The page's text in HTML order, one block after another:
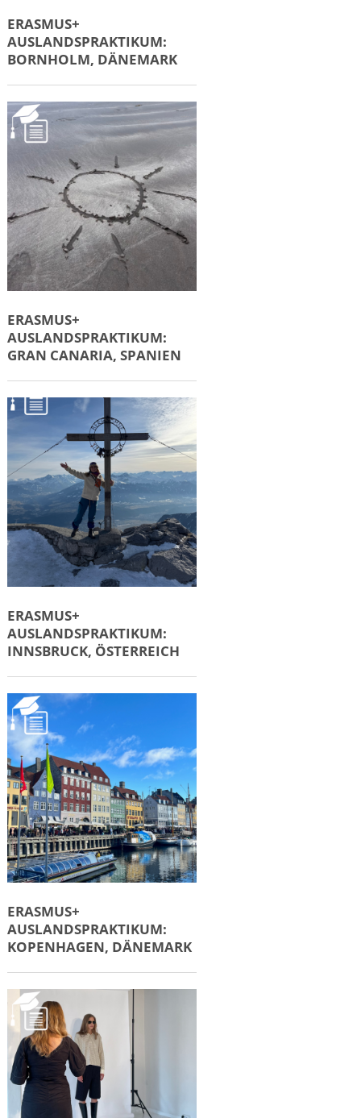
ERASMUS+
AUSLANDSPRAKTIKUM:
BORNHOLM, DÄNEMARK
ERASMUS+
AUSLANDSPRAKTIKUM:
GRAN CANARIA, SPANIEN
ERASMUS+
AUSLANDSPRAKTIKUM:
INNSBRUCK, ÖSTERREICH
ERASMUS+
AUSLANDSPRAKTIKUM:
KOPENHAGEN, DÄNEMARK